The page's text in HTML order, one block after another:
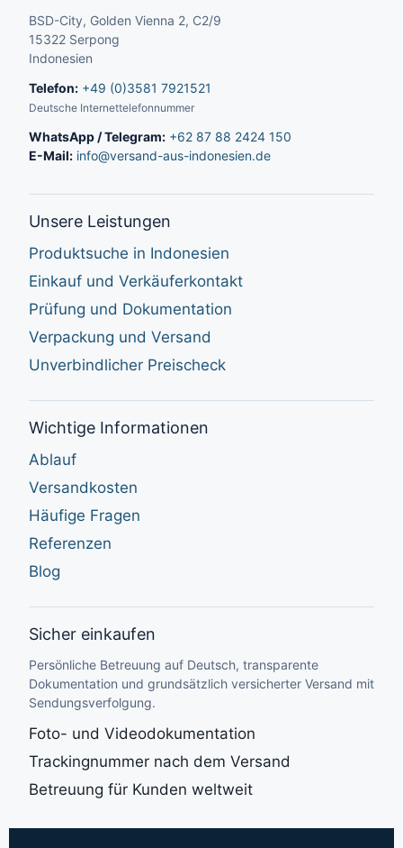
BSD-City, Golden Vienna 2, C2/9
15322 Serpong
Indonesien
Telefon: +49 (0)3581 7921521
Deutsche Internettelefonnummer
WhatsApp / Telegram: +62 87 88 2424 150
E-Mail: info@versand-aus-indonesien.de
Unsere Leistungen
Produktsuche in Indonesien
Einkauf und Verkäuferkontakt
Prüfung und Dokumentation
Verpackung und Versand
Unverbindlicher Preischeck
Wichtige Informationen
Ablauf
Versandkosten
Häufige Fragen
Referenzen
Blog
Sicher einkaufen
Persönliche Betreuung auf Deutsch, transparente
Dokumentation und grundsätzlich versicherter Versand mit
Sendungsverfolgung.
Foto- und Videodokumentation
Trackingnummer nach dem Versand
Betreuung für Kunden weltweit